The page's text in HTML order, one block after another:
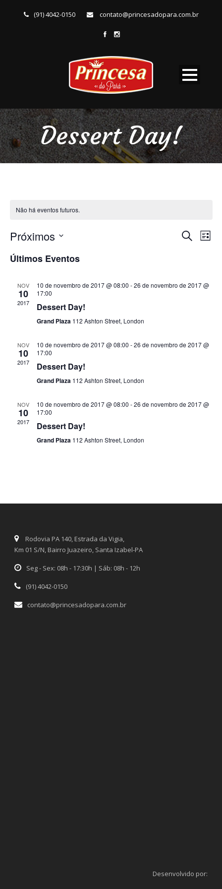
(91) 4042-0150 contato@princesadopara.com.br
Dessert Day!
Não há eventos futuros.
Procurar
Lista
Próximos
a
Últimos Eventos
NOV
10
2017
10 de novembro de 2017 @ 08:00 -26 de novembro de 2017 @
17:00
Dessert Day!
Grand Plaza 112 Ashton Street, London
NOV
10
2017
10 de novembro de 2017 @ 08:00 -26 de novembro de 2017 @
17:00
Dessert Day!
Grand Plaza 112 Ashton Street, London
NOV
10
2017
10 de novembro de 2017 @ 08:00 -26 de novembro de 2017 @
17:00
Dessert Day!
Grand Plaza 112 Ashton Street, London
Rodovia PA 140, Estrada da Vigia,
Km 01 S/N, Bairro Juazeiro, Santa Izabel-PA
Seg - Sex: 08h - 17:30h | Sáb: 08h - 12h
(91) 4042-0150
contato@princesadopara.com.br
Desenvolvido por: